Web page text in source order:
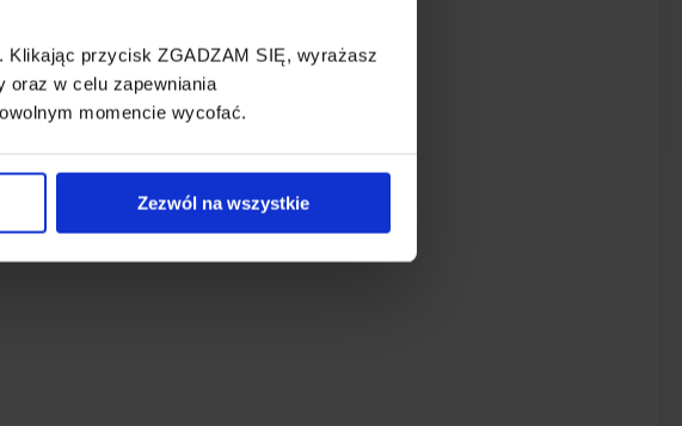
przycisk ZGADZAM SIĘ, wyrażasz
oraz w celu zapewniania
momencie wycofać.
Zezwól na wszystkie